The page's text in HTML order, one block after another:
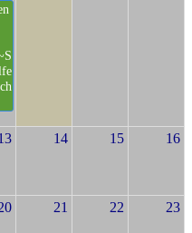
14 15 16
21 22 23